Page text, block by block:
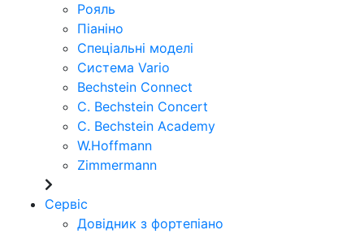
Рояль
Піаніно
Спеціальні моделі
Система Vario
Bechstein Connect
C. Bechstein Concert
C. Bechstein Academy
W.Hoffmann
Zimmermann
Сервіс
Довідник з фортепіано